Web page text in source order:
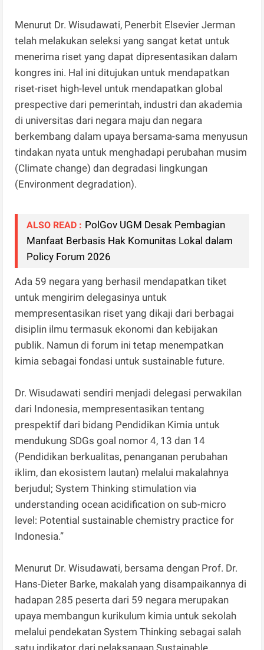
Menurut Dr. Wisudawati, Penerbit Elsevier Jerman
telah melakukan seleksi yang sangat ketat untuk
menerima riset yang dapat dipresentasikan dalam
kongres ini. Hal ini ditujukan untuk mendapatkan
riset-riset high-level untuk mendapatkan global
prespective dari pemerintah, industri dan akademia
di universitas dari negara maju dan negara
berkembang dalam upaya bersama-sama menyusun
tindakan nyata untuk menghadapi perubahan musim
(Climate change) dan degradasi lingkungan
(Environment degradation).
ALSO READ : PolGov UGM Desak Pembagian
Manfaat Berbasis Hak Komunitas Lokal dalam
Policy Forum 2026
Ada 59 negara yang berhasil mendapatkan tiket
untuk mengirim delegasinya untuk
mempresentasikan riset yang dikaji dari berbagai
disiplin ilmu termasuk ekonomi dan kebijakan
publik. Namun di forum ini tetap menempatkan
kimia sebagai fondasi untuk sustainable future.
Dr. Wisudawati sendiri menjadi delegasi perwakilan
dari Indonesia, mempresentasikan tentang
prespektif dari bidang Pendidikan Kimia untuk
mendukung SDGs goal nomor 4, 13 dan 14
(Pendidikan berkualitas, penanganan perubahan
iklim, dan ekosistem lautan) melalui makalahnya
berjudul; System Thinking stimulation via
understanding ocean acidification on sub-micro
level: Potential sustainable chemistry practice for
Indonesia.”
Menurut Dr. Wisudawati, bersama dengan Prof. Dr.
Hans-Dieter Barke, makalah yang disampaikannya di
hadapan 285 peserta dari 59 negara merupakan
upaya membangun kurikulum kimia untuk sekolah
melalui pendekatan System Thinking sebagai salah